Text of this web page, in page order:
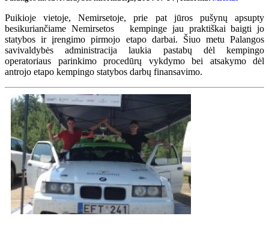
Puikioje vietoje, Nemirsetoje, prie pat jūros pušynų apsupty
besikuriančiame Nemirsetos kempinge jau praktiškai baigti jo
statybos ir įrengimo pirmojo etapo darbai. Šiuo metu Palangos
savivaldybės administracija laukia pastabų dėl kempingo
operatoriaus parinkimo procedūrų vykdymo bei atsakymo dėl
antrojo etapo kempingo statybos darbų finansavimo.